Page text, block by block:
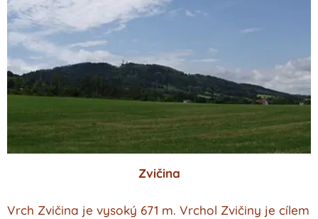
Zvičina
Vrch Zvičina je vysoký 671 m. Vrchol Zvičiny je cílem